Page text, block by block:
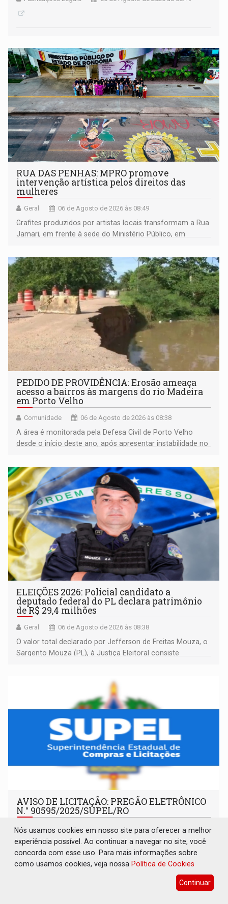
RUA DAS PENHAS: MPRO promove
intervenção artística pelos direitos das
mulheres
Geral 06 de Agosto de 2026 às 08:49
Grafites produzidos por artistas locais transformam a Rua
Jamari, em frente à sede do Ministério Público, em
da Penha e o enfrentamento à violência
PEDIDO DE PROVIDÊNCIA: Erosão ameaça
acesso a bairros às margens do rio Madeira
em Porto Velho
Comunidade 06 de Agosto de 2026 às 08:38
A área é monitorada pela Defesa Civil de Porto Velho
desde o início deste ano, após apresentar instabilidade no
ELEIÇÕES 2026: Policial candidato a
deputado federal do PL declara patrimônio
de R$ 29,4 milhões
Geral 06 de Agosto de 2026 às 08:38
O valor total declarado por Jefferson de Freitas Mouza, o
Sargento Mouza (PL), à Justiça Eleitoral consiste
AVISO DE LICITAÇÃO: PREGÃO ELETRÔNICO
N.° 90595/2025/SUPEL/RO
Publicações Legais 06 de Agosto de 2026 às 08:37
Nós usamos cookies em nosso site para oferecer a melhor
experiência possível. Ao continuar a navegar no site, você
concorda com esse uso. Para mais informações sobre
como usamos cookies, veja nossa Política de Cookies
Continuar